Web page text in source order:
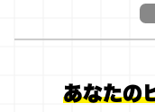
あなたの